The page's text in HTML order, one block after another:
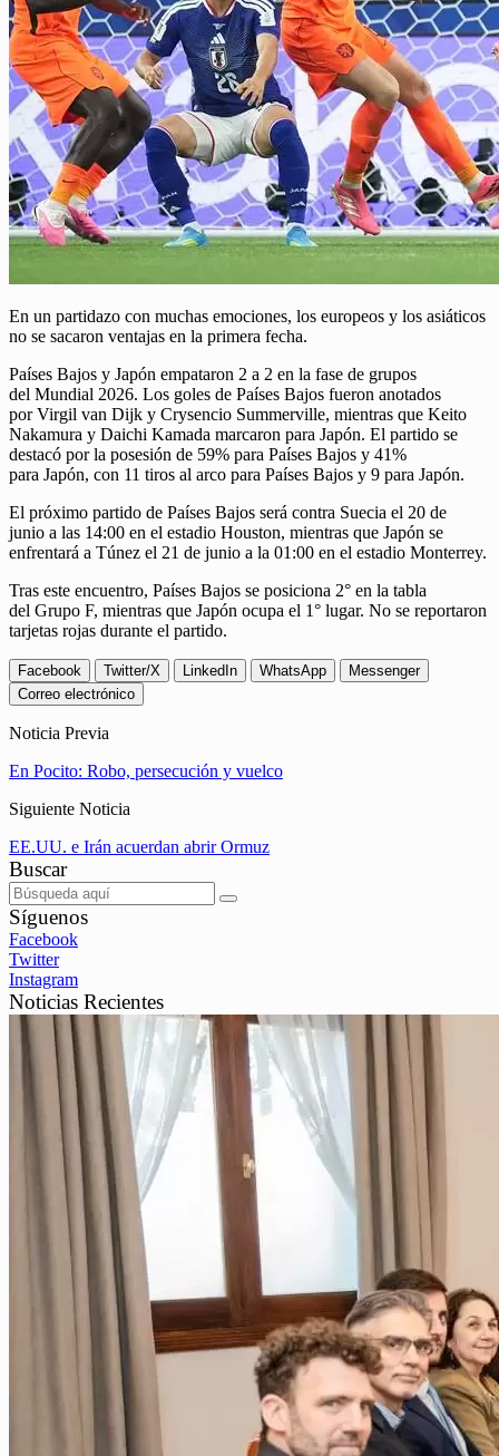
En un partidazo con muchas emociones, los europeos y los asiáticos
no se sacaron ventajas en la primera fecha.
Países Bajos y Japón empataron 2 a 2 en la fase de grupos
del Mundial 2026. Los goles de Países Bajos fueron anotados
por Virgil van Dijk y Crysencio Summerville, mientras que Keito
Nakamura y Daichi Kamada marcaron para Japón. El partido se
destacó por la posesión de 59% para Países Bajos y 41%
para Japón, con 11 tiros al arco para Países Bajos y 9 para Japón.
El próximo partido de Países Bajos será contra Suecia el 20 de
junio a las 14:00 en el estadio Houston, mientras que Japón se
enfrentará a Túnez el 21 de junio a la 01:00 en el estadio Monterrey.
Tras este encuentro, Países Bajos se posiciona 2° en la tabla
del Grupo F, mientras que Japón ocupa el 1° lugar. No se reportaron
tarjetas rojas durante el partido.
Facebook Twitter/X LinkedIn WhatsApp
Messenger
Correo electrónico
Noticia Previa
En Pocito: Robo, persecución y vuelco
Siguiente Noticia
EE.UU. e Irán acuerdan abrir Ormuz
Buscar
Síguenos
Facebook
Twitter
Instagram
Noticias Recientes